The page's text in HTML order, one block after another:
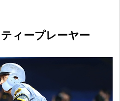
ィープレーヤー